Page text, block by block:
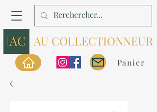
AU COLLECTIONNEUR
Panier